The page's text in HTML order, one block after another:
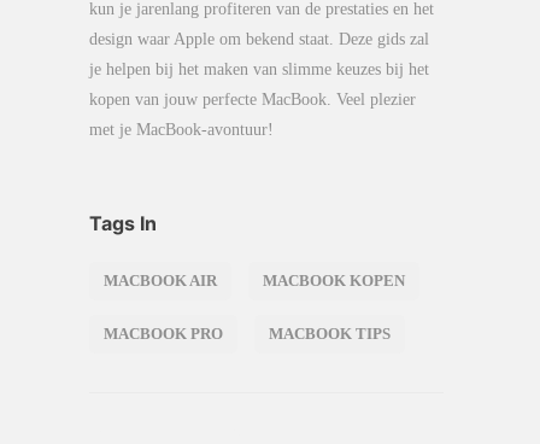
kun je jarenlang profiteren van de prestaties en het
design waar Apple om bekend staat. Deze gids zal
je helpen bij het maken van slimme keuzes bij het
kopen van jouw perfecte MacBook. Veel plezier
met je MacBook-avontuur!
Tags In
MACBOOK AIR MACBOOK KOPEN
MACBOOK PRO MACBOOK TIPS